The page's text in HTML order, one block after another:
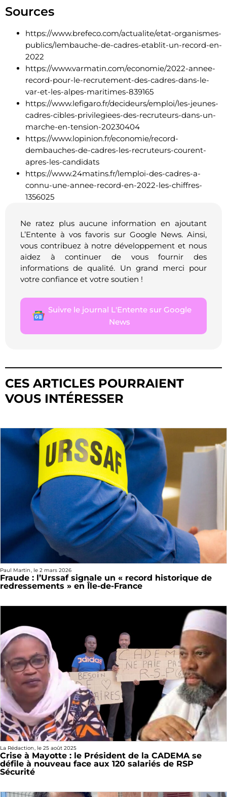
Sources
https://www.brefeco.com/actualite/etat-organismes-
publics/lembauche-de-cadres-etablit-un-record-en-
2022
https://www.varmatin.com/economie/2022-annee-
record-pour-le-recrutement-des-cadres-dans-le-
var-et-les-alpes-maritimes-839165
https://www.lefigaro.fr/decideurs/emploi/les-jeunes-
cadres-cibles-privilegiees-des-recruteurs-dans-un-
marche-en-tension-20230404
https://www.lopinion.fr/economie/record-
dembauches-de-cadres-les-recruteurs-courent-
apres-les-candidats
https://www.24matins.fr/lemploi-des-cadres-a-
connu-une-annee-record-en-2022-les-chiffres-
1356025
Ne ratez plus aucune information en ajoutant
L’Entente à vos favoris sur Google News. Ainsi,
vous contribuez à notre développement et nous
aidez à continuer de vous fournir des
informations de qualité. Un grand merci pour
votre confiance et votre soutien !
Suivre le journal L'Entente sur Google
News
CES ARTICLES POURRAIENT
VOUS INTÉRESSER
Paul Martin, le 2 mars 2026
Fraude : l’Urssaf signale un « record historique de
redressements » en Île-de-France
La Rédaction, le 25 août 2025
Crise à Mayotte : le Président de la CADEMA se
défile à nouveau face aux 120 salariés de RSP
Sécurité